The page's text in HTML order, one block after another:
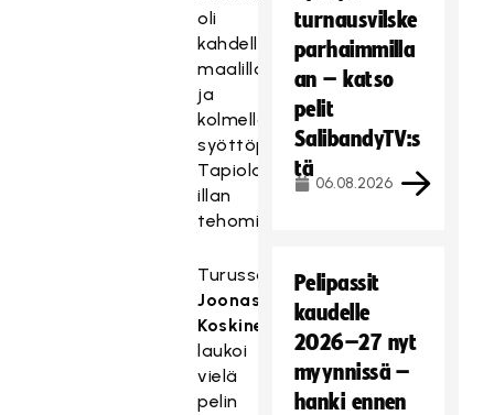
oli
kahdella
maalillaan
ja
kolmella
syöttöpisteellään
Tapiolan
illan
tehomies.
Turussa
Joonas
Koskinen
laukoi
vielä
pelin
turnausvilske
parhaimmilla
an – katso
pelit
SalibandyTV:s
tä
06.08.2026
Pelipassit
kaudelle
2026–27 nyt
myynnissä –
hanki ennen